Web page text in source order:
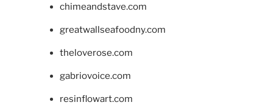
chimeandstave.com
greatwallseafoodny.com
theloverose.com
gabriovoice.com
resinflowart.com